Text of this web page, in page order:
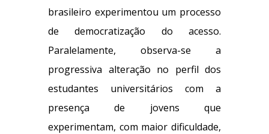
brasileiro experimentou um processo
de democratização do acesso.
Paralelamente, observa-se a
progressiva alteração no perfil dos
estudantes universitários com a
presença de jovens que
experimentam, com maior dificuldade,